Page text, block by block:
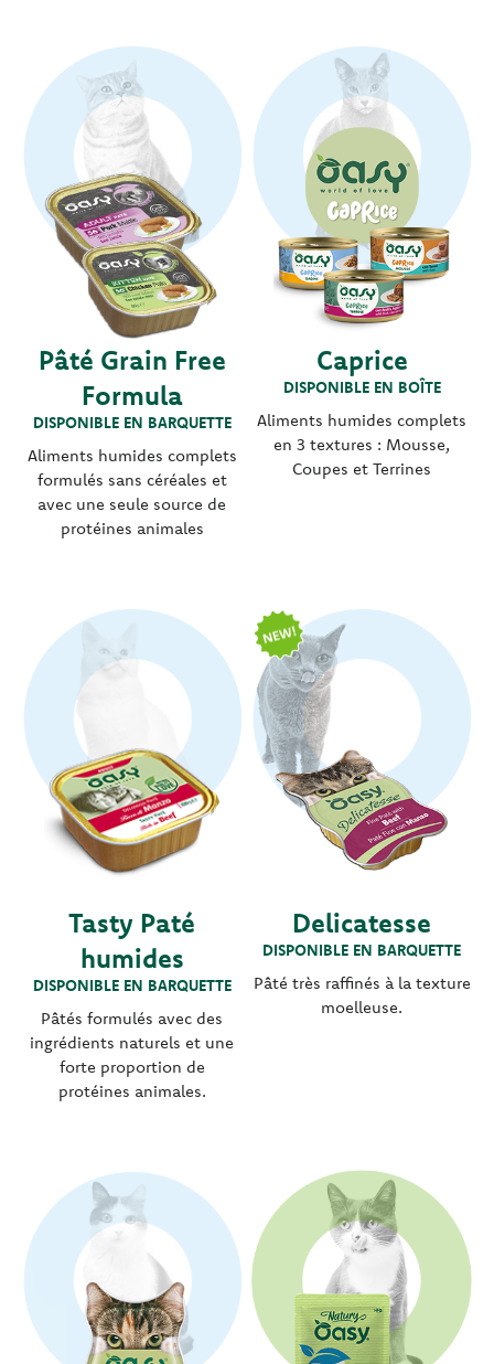
Pâté Grain Free
Formula
DISPONIBLE EN BARQUETTE
Aliments humides complets
formulés sans céréales et
avec une seule source de
protéines animales
Caprice
DISPONIBLE EN BOÎTE
Aliments humides complets
en 3 textures : Mousse,
Coupes et Terrines
Tasty Paté
humides
DISPONIBLE EN BARQUETTE
Pâtés formulés avec des
ingrédients naturels et une
forte proportion de
protéines animales.
Delicatesse
DISPONIBLE EN BARQUETTE
Pâté très raffinés à la texture
moelleuse.